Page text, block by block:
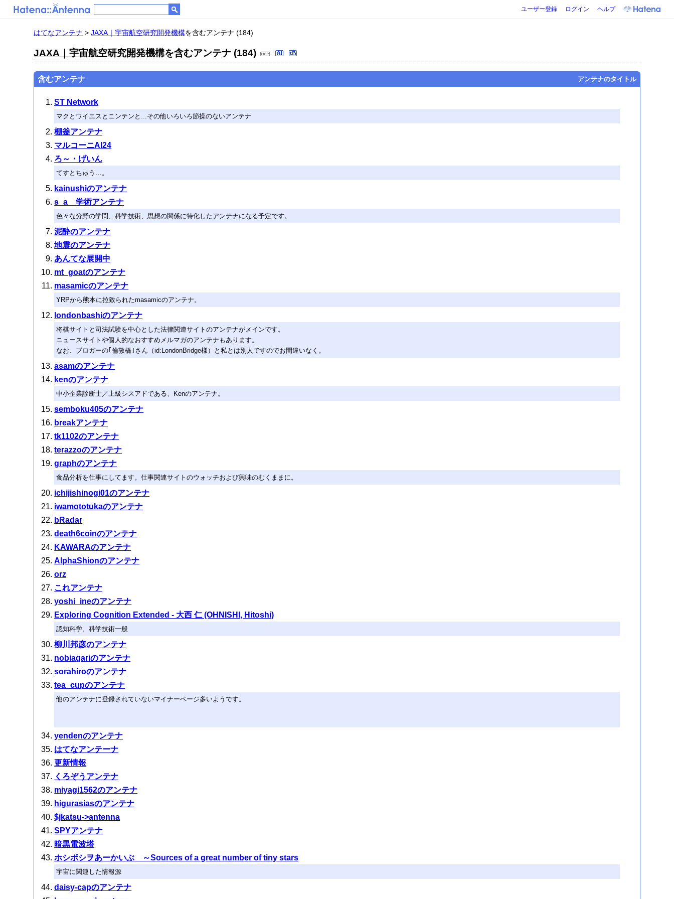
ユーザー登録 ログイン ヘルプ
はてなアンテナ >JAXA｜宇宙航空研究開発機構を含むアンテナ (184)
JAXA｜宇宙航空研究開発機構を含むアンテナ (184)
含むアンテナ アンテナのタイトル
ST Network
マクとワイエスとニンテンと...その他いろいろ節操のないアンテナ
棚釜アンテナ
マルコーニAI24
ろ～・げいん
てすとちゅう…。
kainushiのアンテナ
s_a 学術アンテナ
色々な分野の学問、科学技術、思想の関係に特化したアンテナになる予定です。
泥酔のアンテナ
地震のアンテナ
あんてな展開中
mt_goatのアンテナ
masamicのアンテナ
YRPから熊本に拉致られたmasamicのアンテナ。
londonbashiのアンテナ
将棋サイトと司法試験を中心とした法律関連サイトのアンテナがメインです。
ニュースサイトや個人的なおすすめメルマガのアンテナもあります。
なお、ブロガーの｢倫敦橋｣さん（id:LondonBridge様）と私とは別人ですのでお間違いなく。
asamのアンテナ
kenのアンテナ
中小企業診断士／上級シスアドである、Kenのアンテナ。
semboku405のアンテナ
breakアンテナ
tk1102のアンテナ
terazzoのアンテナ
graphのアンテナ
食品分析を仕事にしてます。仕事関連サイトのウォッチおよび興味のむくままに。
ichijishinogi01のアンテナ
iwamototukaのアンテナ
bRadar
death6coinのアンテナ
KAWARAのアンテナ
AlphaShionのアンテナ
orz
これアンテナ
yoshi_ineのアンテナ
Exploring Cognition Extended - 大西 仁 (OHNISHI, Hitoshi)
認知科学、科学技術一般
柳川邦彦のアンテナ
nobiagariのアンテナ
sorahiroのアンテナ
tea_cupのアンテナ
他のアンテナに登録されていないマイナーページ多いようです。
yendenのアンテナ
はてなアンテーナ
更新情報
くろぞうアンテナ
miyagi1562のアンテナ
higurasiasのアンテナ
$jkatsu->antenna
SPYアンテナ
暗黒電波塔
ホシボシヲあーかいぶ ～Sources of a great number of tiny stars
宇宙に関連した情報源
daisy-capのアンテナ